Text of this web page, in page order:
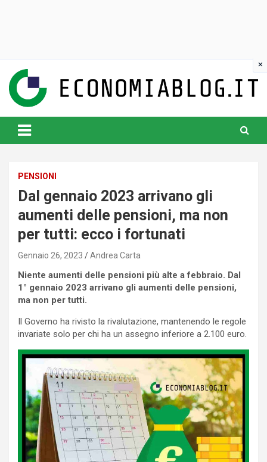
content
www.economiablog.it
PENSIONI
Dal gennaio 2023 arrivano gli
aumenti delle pensioni, ma non
per tutti: ecco i fortunati
Gennaio 26, 2023 Andrea Carta
Niente aumenti delle pensioni più alte a febbraio. Dal
1° gennaio 2023 arrivano gli aumenti delle pensioni,
ma non per tutti.
Il Governo ha rivisto la rivalutazione, mantenendo le regole
invariate solo per chi ha un assegno inferiore a 2.100 euro.